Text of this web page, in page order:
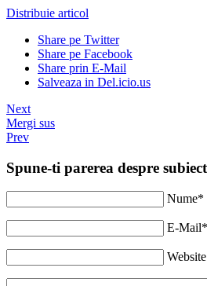
Distribuie articol
Share pe Twitter
Share pe Facebook
Share prin E-Mail
Salveaza in Del.icio.us
Next
Mergi sus
Prev
Spune-ti parerea despre subiect
Nume*
E-Mail*
Website